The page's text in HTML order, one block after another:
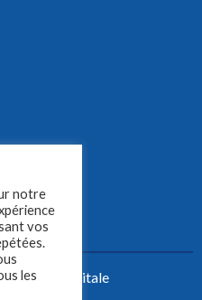
Agence Digitale
notre
vos
les